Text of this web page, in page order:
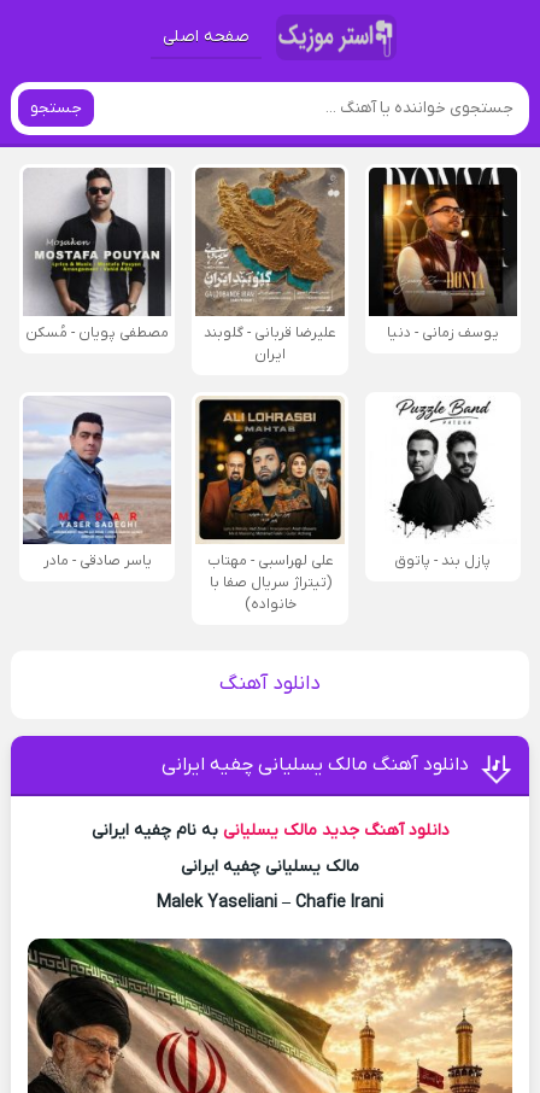
صفحه اصلی
جستجو
یوسف زمانی - دنیا
علیرضا قربانی - گلوبند
ایران
مصطفی پویان - مُسکن
پازل بند - پاتوق
علی لهراسبی - مهتاب
(تیتراژ سریال صفا با
خانواده)
یاسر صادقی - مادر
دانلود آهنگ
دانلود آهنگ مالک یسلیانی چفیه ایرانی
دانلود آهنگ جدید مالک یسلیانی به نام چفیه ایرانی
مالک یسلیانی چفیه ایرانی
Malek Yaseliani – Chafie Irani